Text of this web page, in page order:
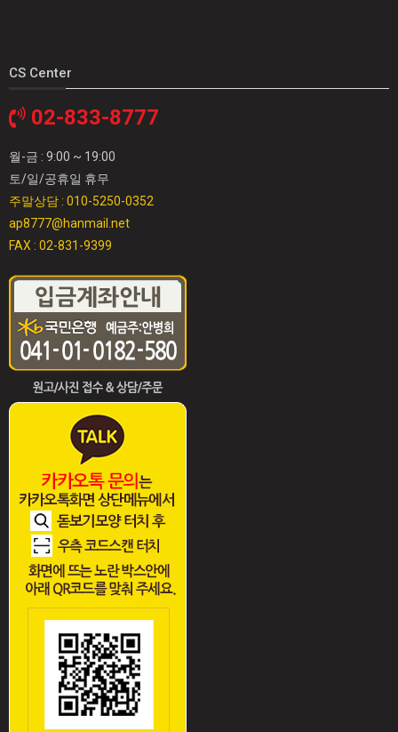
CS Center
02-833-8777
월-금 : 9:00 ~ 19:00
토/일/공휴일 휴무
주말상담 : 010-5250-0352
ap8777@hanmail.net
FAX : 02-831-9399